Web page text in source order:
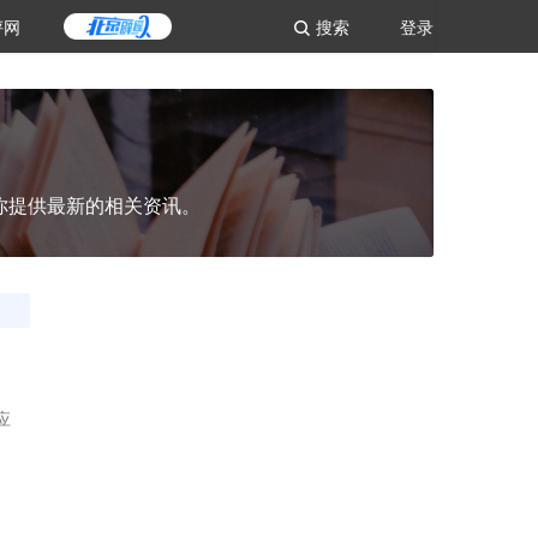
登录
搜索
供最新的相关资讯。